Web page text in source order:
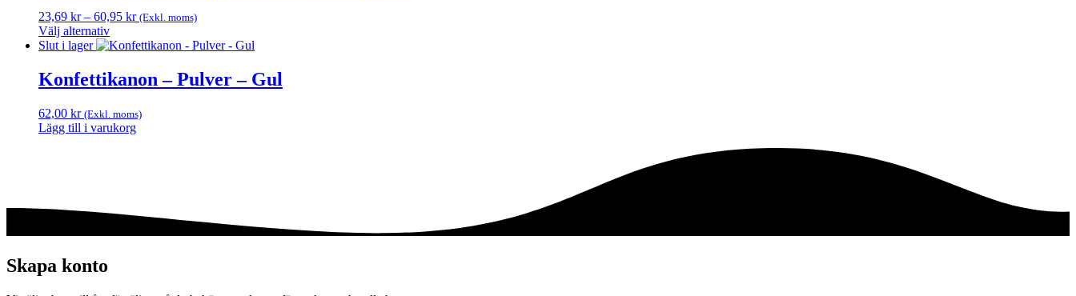
23,69 kr – 60,95 krPrisintervall:
till
(Exkl. moms)
Välj alternativ
Den
produkten
har
varianter.
De
produktsidan
Slut i lager
Konfettikanon – Pulver – Gul
62,00 kr (Exkl. moms)
Lägg till i varukorg
Skapa konto